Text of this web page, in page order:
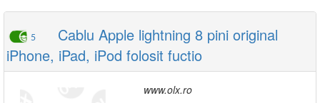
5
Cablu Apple lightning 8 pini original
iPhone, iPad, iPod folosit fuctio
www.olx.ro